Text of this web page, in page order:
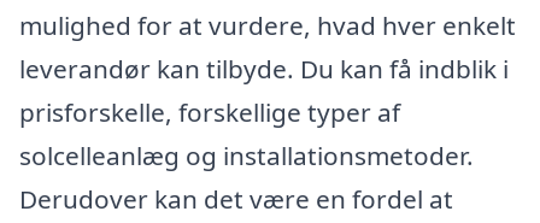
mulighed for at vurdere, hvad hver enkelt
leverandør kan tilbyde. Du kan få indblik i
prisforskelle, forskellige typer af
solcelleanlæg og installationsmetoder.
Derudover kan det være en fordel at